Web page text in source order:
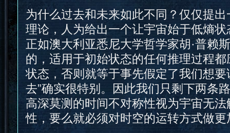
为什么过去和未来如此不同？仅仅提
理论，人为给出一个让宇宙始于低熵
正如澳大利亚悉尼大学哲学家胡·普赖
的，适用于初始状态的任何推理过程
状态，否则就等于事先假定了我们想要
去”确实很特别。因此我们只剩下两条
高深莫测的时间不对称性视为宇宙无
性，要么就必须对时空的运转方式做